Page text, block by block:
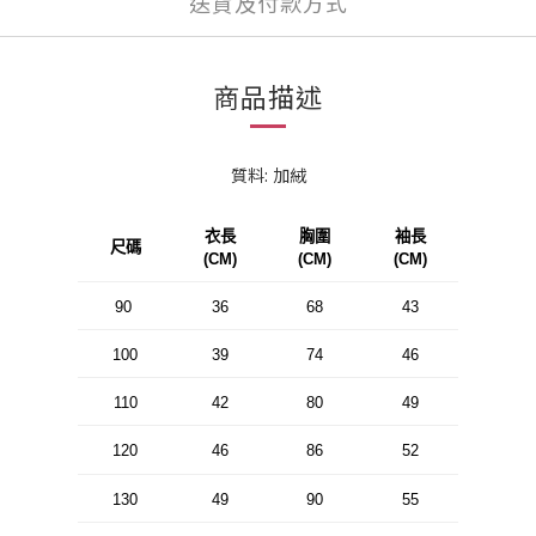
商品描述
質料: 加絨
尺碼
衣長
(CM)
胸圍
(CM)
袖長
(CM)
90 36 68 43
100 39 74 46
110 42 80 49
120 46 86 52
130 49 90 55